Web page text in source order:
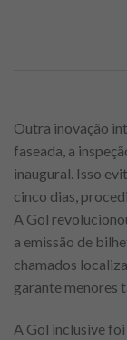
Outra inovação
faseada, a
inaugural. Isso
cinco dias,
A Gol
a emissão de
chamados
garante menores
A Gol inclusive